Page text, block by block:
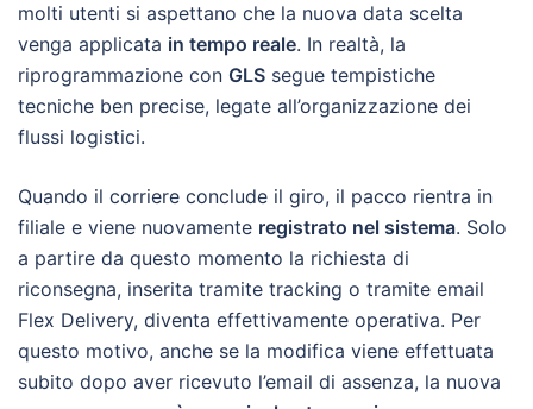
molti utenti si aspettano che la nuova data scelta
venga applicata in tempo reale. In realtà, la
riprogrammazione con GLS segue tempistiche
tecniche ben precise, legate all’organizzazione dei
flussi logistici.
Quando il corriere conclude il giro, il pacco rientra in
filiale e viene nuovamente registrato nel sistema. Solo
a partire da questo momento la richiesta di
riconsegna, inserita tramite tracking o tramite email
Flex Delivery, diventa effettivamente operativa. Per
questo motivo, anche se la modifica viene effettuata
subito dopo aver ricevuto l’email di assenza, la nuova